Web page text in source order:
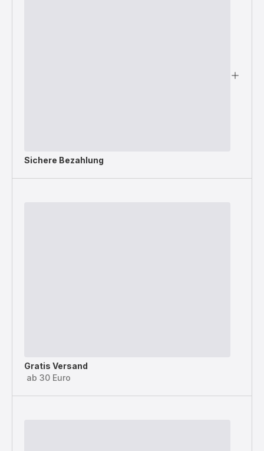
Sichere Bezahlung
Gratis Versand
ab 30 Euro